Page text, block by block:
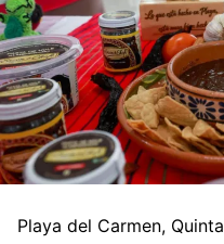
Playa del Carmen,